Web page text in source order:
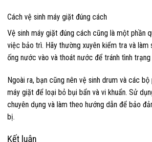
Cách vệ sinh máy giặt đúng cách
Vệ sinh máy giặt đúng cách cũng là một phần
việc bảo trì. Hãy thường xuyên kiểm tra và
ống nước vào và thoát nước để tránh tình trạng
Ngoài ra, bạn cũng nên vệ sinh drum và các
máy giặt để loại bỏ bụi bẩn và vi khuẩn. Sử
chuyên dụng và làm theo hướng dẫn để bảo
bị.
Kết luận